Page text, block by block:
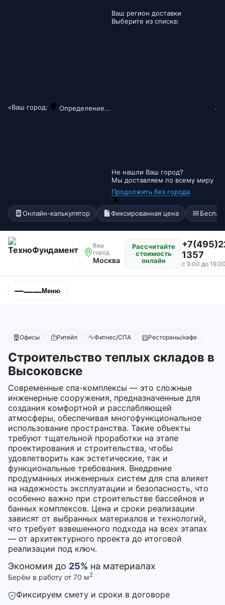
«Ваш город: Определение...
Ваш регион доставки
Выберите из списка:
Не нашли Ваш город?
Мы доставляем по всему миру
Продолжить без города
.
Онлайн-калькулятор Фиксированная цена
Ваш
город
Москва
Рассчитайте
стоимость
онлайн
1357
с 9.00 до
Меню
Офисы Ритейл Фитнес/СПА Рестораны/кафе
Строительство теплых складов в
Высоковске
Современные спа-комплексы — это сложные
инженерные сооружения, предназначенные для
создания комфортной и расслабляющей
атмосферы, обеспечивая многофункциональное
использование пространства. Такие объекты
требуют тщательной проработки на этапе
проектирования и строительства, чтобы
удовлетворить как эстетические, так и
функциональные требования. Внедрение
продуманных инженерных систем для спа влияет
на надежность эксплуатации и безопасность, что
особенно важно при строительстве бассейнов и
банных комплексов. Цена и сроки реализации
зависят от выбранных материалов и технологий,
что требует взвешенного подхода на всех этапах
— от архитектурного проекта до итоговой
реализации под ключ.
Экономия до 25% на материалах
Берём в работу от 70 м2
Фиксируем смету и сроки в договоре